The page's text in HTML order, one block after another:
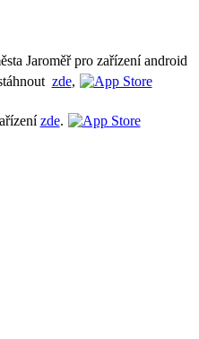
Jaroměř pro zařízení android
zde,
zde.